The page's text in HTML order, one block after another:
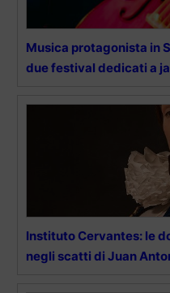
Musica protagonista in
due festival dedicati a
Instituto Cervantes: le
negli scatti di Juan